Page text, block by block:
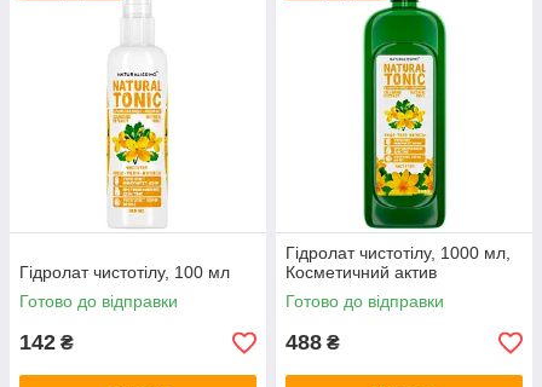
Гідролат чистотілу – продукт, одержуваний методом гарячої
парової дистиляції на спеціальному промисловому
обладнанні. Сировиною виступають листя, стебла і квіти
чистотілу. Квіткова вода містить алкалоїди, ефірні олії,
органічні кислоти (зокрема унікальну хелидоновую кислоту),
вітаміни С, А, мікроелементи. Натуральний тонік з чистотілу
безпечний для застосування в нерозведеному вигляді на
великих ділянках шкіри.
Гідролат чистотілу, 100 мл
Готово до відправки
142 ₴
Гідролат чистотілу, 1000 мл,
Косметичний актив
Готово до відправки
488 ₴